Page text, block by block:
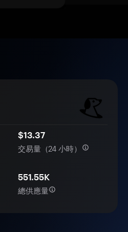
$13.37
交易量（24 小時）
551.55K
總供應量